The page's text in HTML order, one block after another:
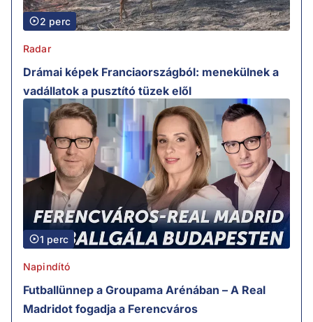
2 perc
Radar
Drámai képek Franciaországból: menekülnek a
vadállatok a pusztító tüzek elől
1 perc
Napindító
Futballünnep a Groupama Arénában – A Real
Madridot fogadja a Ferencváros